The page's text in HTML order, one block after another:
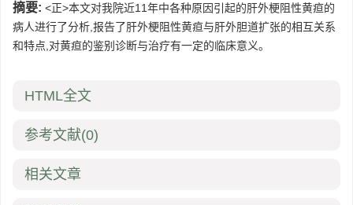
摘要: <正>本文对我院近11年中各种原因引起的肝外梗阻性黄疸的
病人进行了分析,报告了肝外梗阻性黄疸与肝外胆道扩张的相互关系
和特点,对黄疸的鉴别诊断与治疗有一定的临床意义。
HTML全文
参考文献(0)
相关文章